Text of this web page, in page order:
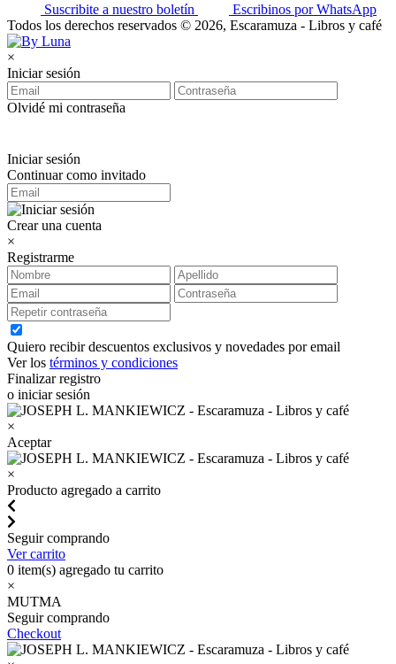
Suscribite a nuestro boletín
Escribinos por WhatsApp
Todos los derechos reservados © 2026, Escaramuza - Libros y café
×
Iniciar sesión
Olvidé mi contraseña
Iniciar sesión
Continuar como invitado
Crear una cuenta
×
Registrarme
Quiero recibir descuentos exclusivos y novedades por email
Ver los términos y condiciones
Finalizar registro
o iniciar sesión
×
Aceptar
×
Producto agregado a carrito
Seguir comprando
Ver carrito
0 item(s) agregado tu carrito
×
MUTMA
Seguir comprando
Checkout